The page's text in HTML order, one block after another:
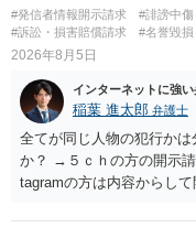
#発信者情報開示請求 #誹謗中傷
#訴訟・損害賠償請求
#名誉毀損
2026年8月5日
インターネットに強
稲葉 進太郎 弁護士
全てが同じ人物の犯行か
か？ →５ｃｈの方の開示
tagramの方は内容からし
いでしょう。７月中にア